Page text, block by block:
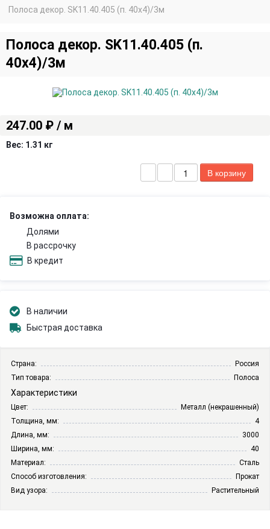
Полоса декор. SK11.40.405 (п. 40х4)/3м
Полоса декор. SK11.40.405 (п.
40х4)/3м
247.00 ₽ / м
Вес: 1.31 кг
Возможна оплата:
Долями
В рассрочку
В кредит
В наличии
Быстрая доставка
Страна:
Россия
Тип товара:
Полоса
Характеристики
Цвет:
Металл (некрашенный)
Толщина, мм:
4
Длина, мм:
3000
Ширина, мм:
40
Материал:
Сталь
Способ изготовления:
Прокат
Вид узора:
Растительный